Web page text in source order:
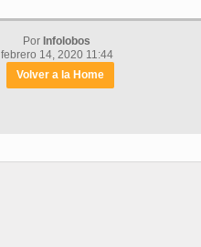
Por Infolobos
febrero 14, 2020 11:44
Volver a la Home